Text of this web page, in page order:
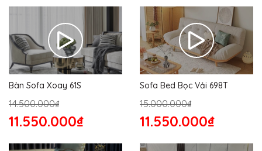
Bàn Sofa Xoay 61S
14.500.000₫
11.550.000₫
Sofa Bed Bọc Vải 698T
15.000.000₫
11.550.000₫